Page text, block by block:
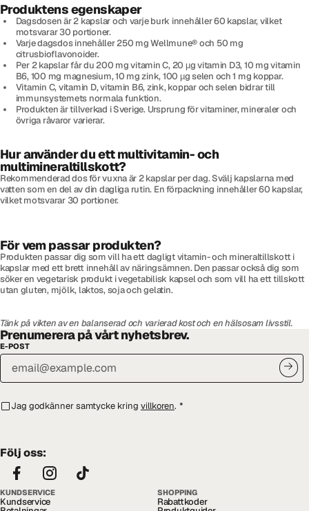
Produktens egenskaper
Dagsdosen är 2 kapslar och varje burk innehåller 60 kapslar, vilket
motsvarar 30 portioner.
Varje dagsdos innehåller 250 mg Wellmune® och 50 mg
citrusbioflavonoider.
Per 2 kapslar får du 200 mg vitamin C, 20 µg vitamin D3, 10 mg vitamin
B6, 100 mg magnesium, 10 mg zink, 100 µg selen och 1 mg koppar.
Vitamin C, vitamin D, vitamin B6, zink, koppar och selen bidrar till
immunsystemets normala funktion.
Produkten är tillverkad i Sverige. Ursprung för vitaminer, mineraler och
övriga råvaror varierar.
Hur använder du ett multivitamin- och
multimineraltillskott?
Rekommenderad dos för vuxna är 2 kapslar per dag. Svälj kapslarna med
vatten som en del av din dagliga rutin. En förpackning innehåller 60 kapslar,
vilket motsvarar 30 portioner.
För vem passar produkten?
Produkten passar dig som vill ha ett dagligt vitamin- och mineraltillskott i
kapslar med ett brett innehåll av näringsämnen. Den passar också dig som
söker en vegetarisk produkt i vegetabilisk kapsel och som vill ha ett tillskott
utan gluten, mjölk, laktos, soja och gelatin.
Tänk på vikten av en balanserad och varierad kost och en hälsosam livsstil.
Prenumerera på vårt nyhetsbrev.
E-POST
Jag godkänner samtycke kring villkoren. *
Följ oss:
KUNDSERVICE
Kundservice
SHOPPING
Rabattkoder